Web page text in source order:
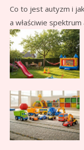
Co to jest autyzm i
a właściwie